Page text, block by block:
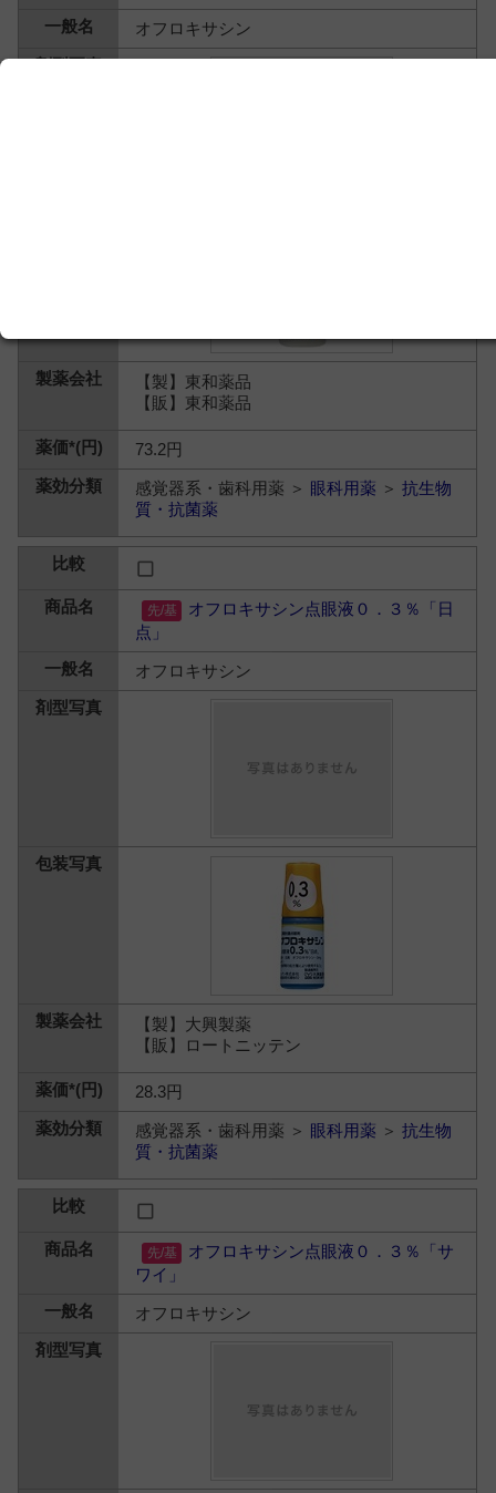
オフロキサシン
【製】東和薬品
【販】東和薬品
73.2円
感覚器系・歯科用薬 ＞ 眼科用薬 ＞抗生物
質・抗菌薬
オフロキサシン点眼液０．３％「日
点」
オフロキサシン
【製】大興製薬
【販】ロートニッテン
28.3円
感覚器系・歯科用薬 ＞ 眼科用薬 ＞抗生物
質・抗菌薬
オフロキサシン点眼液０．３％「サ
ワイ」
オフロキサシン